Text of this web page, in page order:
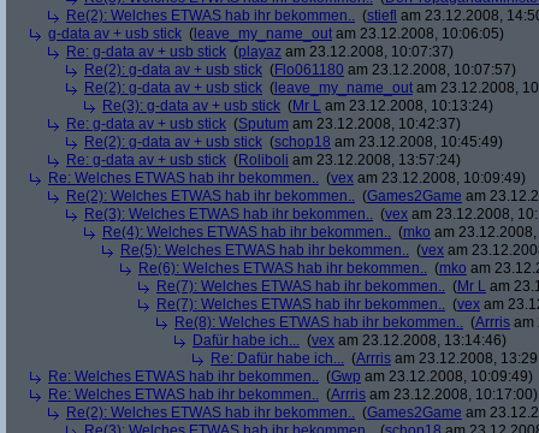
Re(2): Welches ETWAS hab ihr bekommen.. (stiefl am 23.12.2008,
g-data av + usb stick ( leave_my_name_out am 23.12.2008, 10:06:05)
Re: g-data av + usb stick (playaz am 23.12.2008, 10:07:37)
Re(2): g-data av + usb stick (Flo061180 am 23.12.2008, 10:07:57)
Re(2): g-data av + usb stick ( leave_my_name_out am 23.12.2008,
Re(3): g-data av + usb stick (Mr L am 23.12.2008, 10:13:24)
Re: g-data av + usb stick (Sputum am 23.12.2008, 10:42:37)
Re(2): g-data av + usb stick (schop18 am 23.12.2008, 10:45:49)
Re: g-data av + usb stick (Roliboli am 23.12.2008, 13:57:24)
Re: Welches ETWAS hab ihr bekommen.. (vex am 23.12.2008, 10:09:49)
Re(2): Welches ETWAS hab ihr bekommen.. (Games2Game am
Re(3): Welches ETWAS hab ihr bekommen.. (vex am 23.12.2008,
Re(4): Welches ETWAS hab ihr bekommen.. (mko am
Re(5): Welches ETWAS hab ihr bekommen.. (vex am
Re(6): Welches ETWAS hab ihr bekommen.. (mko am
Re(7): Welches ETWAS hab ihr bekommen.. (Mr L am
Re(7): Welches ETWAS hab ihr bekommen.. (vex am
Re(8): Welches ETWAS hab ihr bekommen.. (Arrris am
Dafür habe ich... (vex am 23.12.2008, 13:14:46)
Re: Dafür habe ich... (Arrris am 23.12.2008,
Re: Welches ETWAS hab ihr bekommen.. (Gwp am 23.12.2008, 10:09:49)
Re: Welches ETWAS hab ihr bekommen.. (Arrris am 23.12.2008, 10:17:00)
Re(2): Welches ETWAS hab ihr bekommen.. (Games2Game am